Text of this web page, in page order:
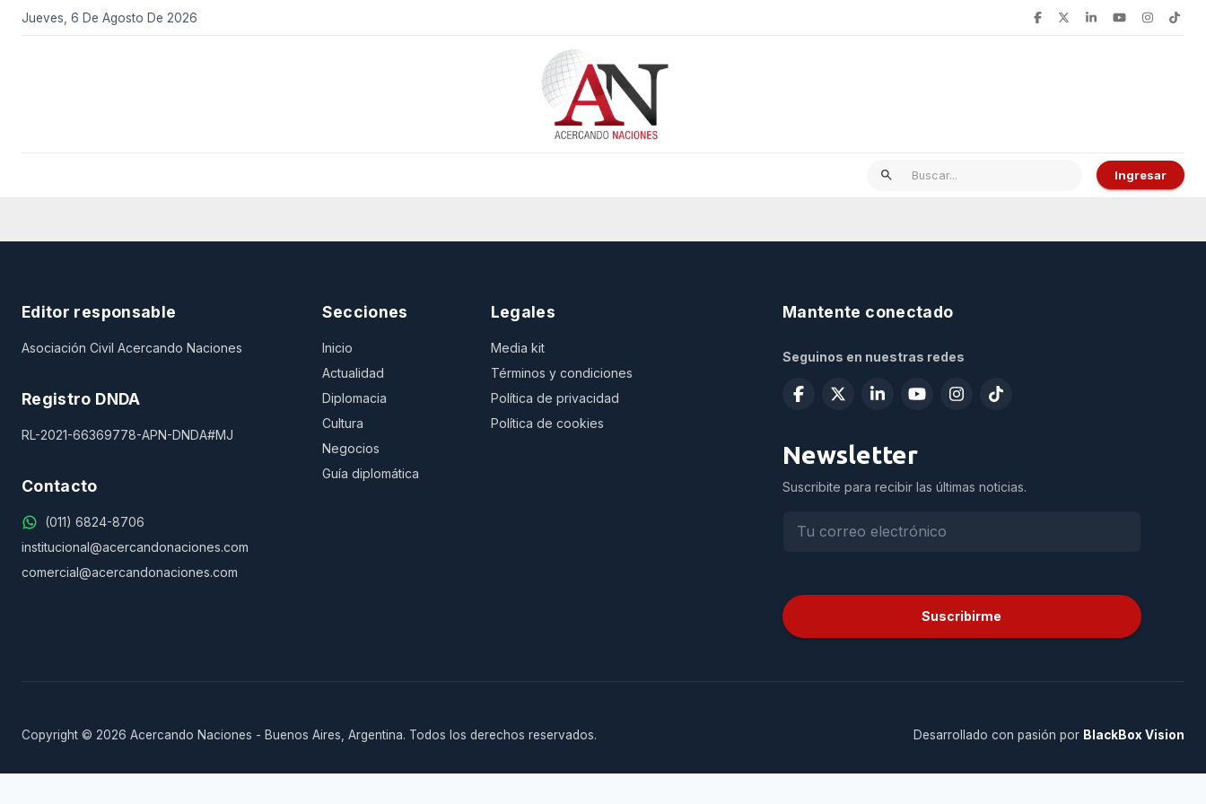
Jueves, 6 De Agosto De 2026
Ingresar
Editor responsable
Asociación Civil Acercando Naciones
Registro DNDA
RL-2021-66369778-APN-DNDA#MJ
Contacto
(011) 6824-8706
institucional@acercandonaciones.com
comercial@acercandonaciones.com
Secciones
Inicio
Actualidad
Diplomacia
Cultura
Negocios
Guía diplomática
Legales
Media kit
Términos y condiciones
Política de privacidad
Política de cookies
Mantente conectado
Seguinos en nuestras redes
Newsletter
Suscribite para recibir las últimas noticias.
Suscribirme
Copyright © 2026 Acercando Naciones - Buenos Aires, Argentina. Todos los derechos reservados. Desarrollado con pasión por BlackBox Vision